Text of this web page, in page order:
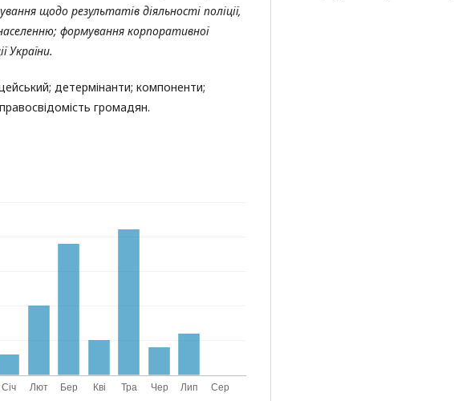
щодо результатів діяльності поліції,
формування корпоративної
України.
детермінанти; компоненти;
громадян.